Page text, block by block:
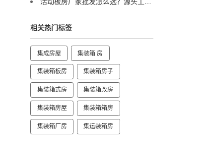
相关热门标签
集成房屋 集装箱 房
集装箱板房 集装箱房子
集装箱式房 集装箱改房
集装箱房屋 集装箱箱房
集装箱厂房 集运装箱房